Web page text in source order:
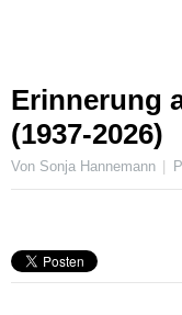
Erinnerung
(1937-2026)
Von Sonja Hannemann